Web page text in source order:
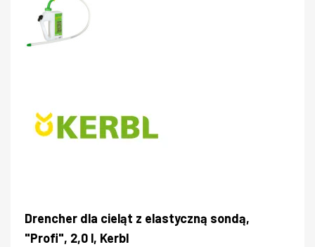
Drencher dla cieląt z elastyczną sondą,
"Profi", 2,0 l, Kerbl